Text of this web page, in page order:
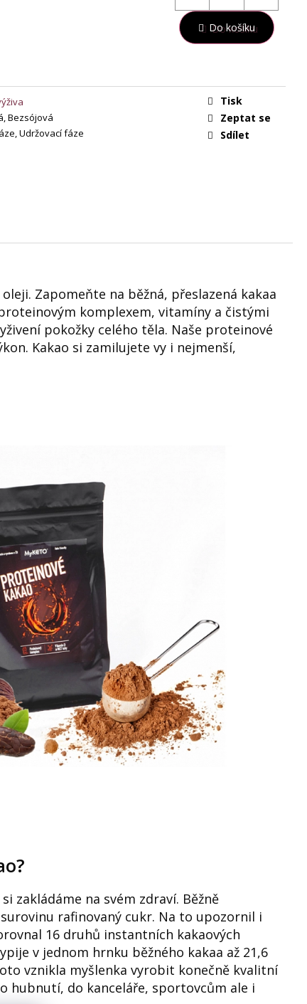
Do košíku
Bezsójová
Udržovací fáze
Tisk
Zeptat se
Sdílet
Zapomeňte na běžná, přeslazená kakaa
komplexem, vitamíny a čistými
pokožky celého těla. Naše proteinové
Kakao si zamilujete vy i nejmenší,
zakládáme na svém zdraví. Běžně
rafinovaný cukr. Na to upozornil i
16 druhů instantních kakaových
v jednom hrnku běžného kakaa až 21,6
vznikla myšlenka vyrobit konečně kvalitní
hubnutí, do kanceláře, sportovcům ale i